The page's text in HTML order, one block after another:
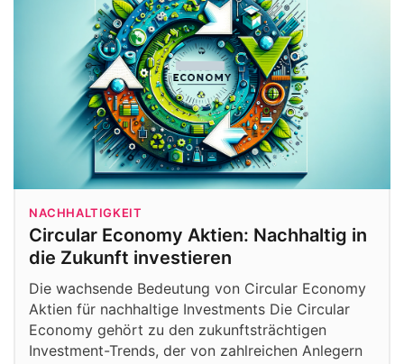
NACHHALTIGKEIT
Circular Economy Aktien: Nachhaltig in
die Zukunft investieren
Die wachsende Bedeutung von Circular Economy
Aktien für nachhaltige Investments Die Circular
Economy gehört zu den zukunftsträchtigen
Investment-Trends, der von zahlreichen Anlegern